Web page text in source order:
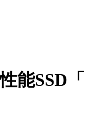
能SSD